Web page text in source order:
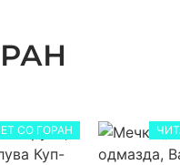
СО ГОРАН